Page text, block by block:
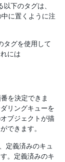
下のタグは、
に置くように注
タグを使用して
には
を決定できま
リングキューを
ブジェクトが描
できます。
定義済みのキュ
。定義済みのキ